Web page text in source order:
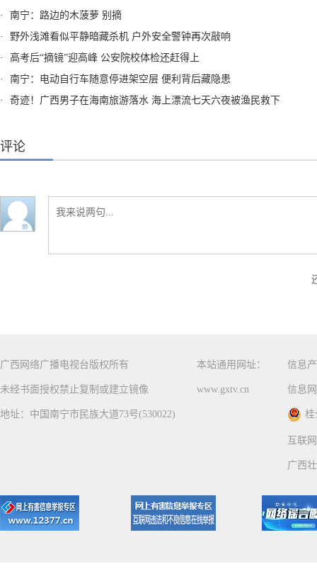
·
南宁：路边的木菠萝 别摘
·
野外浅滩看似平静暗藏杀机 户外安全警钟再次敲响
·
高考后“摘镜”迎高峰 公安院校体检还赶得上
·
南宁：电动自行车随意停进架空层 便利背后藏隐患
·
奇迹！广西男子在海南旅游落水 海上漂流七天六夜被渔民救下
评论
广西网络广播电视台版权所有
未经书面授权禁止复制或建立镜像
地址：中国南宁市民族大道73号(530022)
本站通用网址：
www.gxtv.cn
信息
信息
桂
互联
广西